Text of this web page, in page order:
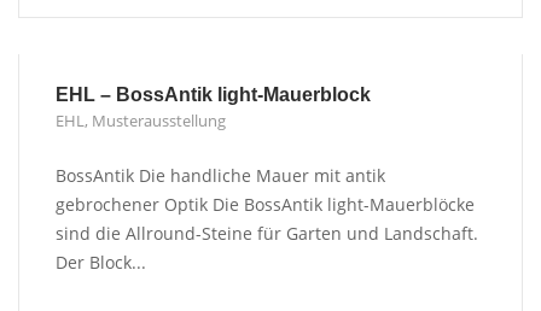
EHL – BossAntik light-Mauerblock
EHL, Musterausstellung
BossAntik Die handliche Mauer mit antik
gebrochener Optik Die BossAntik light-Mauerblöcke
sind die Allround-Steine für Garten und Landschaft.
Der Block...